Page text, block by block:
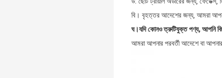
বি। বৃহত্তর আদেশের জন্য, আমরা
ঘ।যদি কোনও ত্রুটিযুক্ত পণ্য, আপনি
আমরা আপনার পরবর্তী আদেশে বা আপনার